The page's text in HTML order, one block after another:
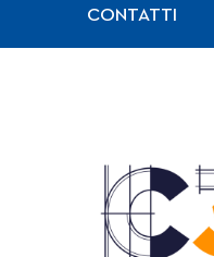
CONTATTI